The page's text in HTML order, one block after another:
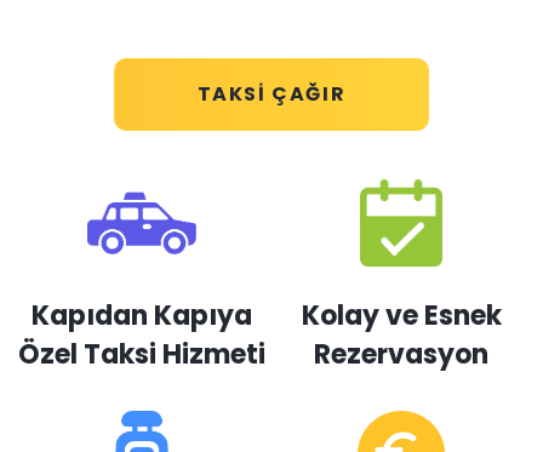
TAKSI ÇAĞIR
Kapıdan Kapıya
Özel Taksi Hizmeti
Kolay ve Esnek
Rezervasyon